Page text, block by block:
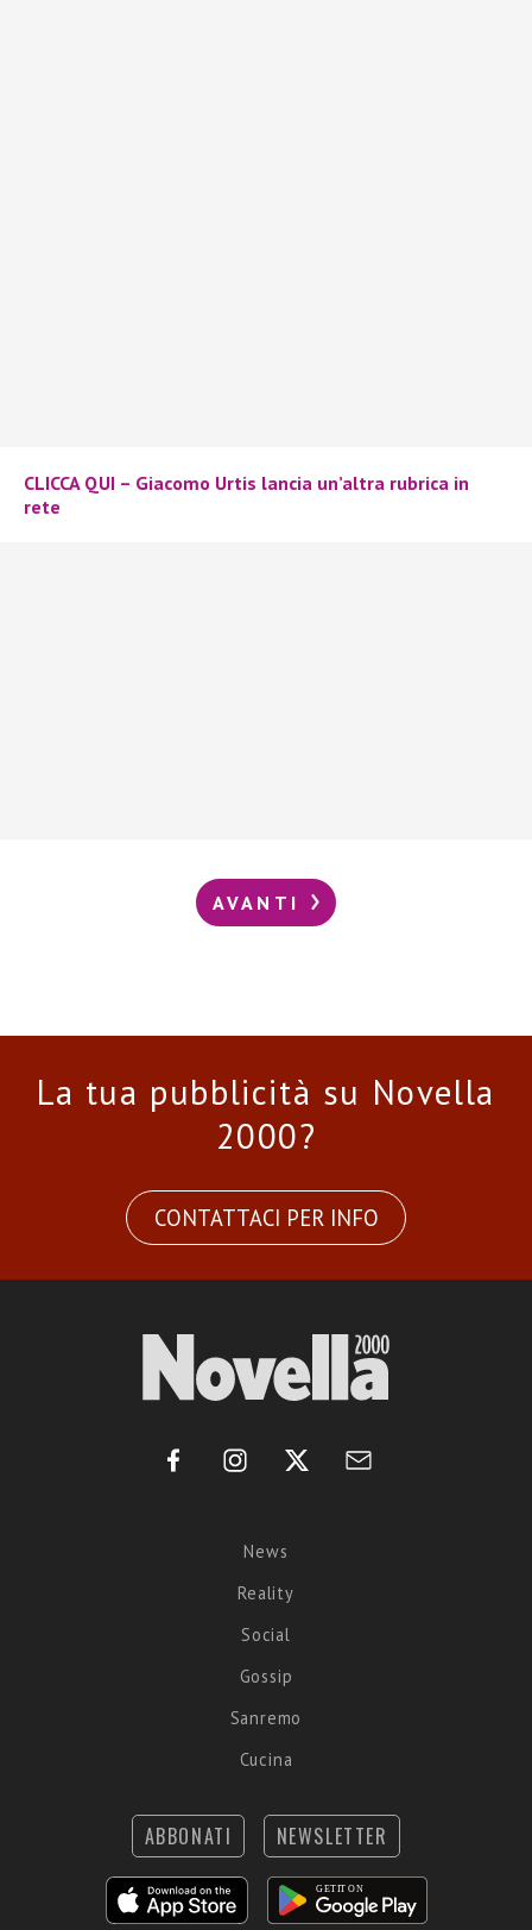
CLICCA QUI – Giacomo Urtis lancia un’altra rubrica in
rete
AVANTI
La tua pubblicità su Novella
2000?
CONTATTACI PER INFO
News
Reality
Social
Gossip
Sanremo
Cucina
ABBONATI NEWSLETTER